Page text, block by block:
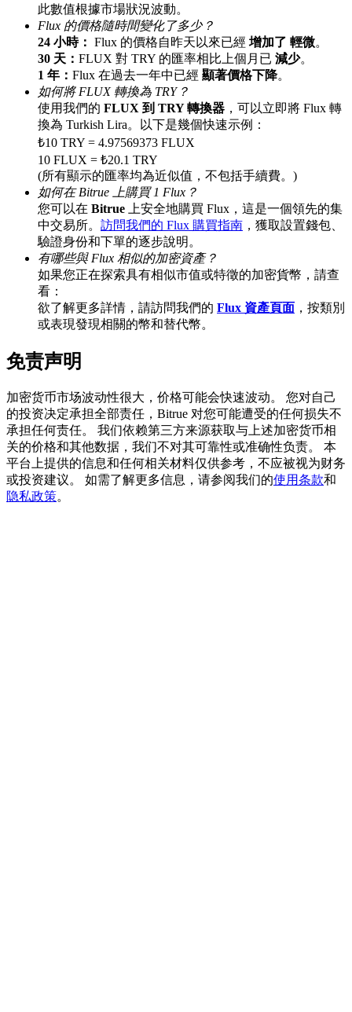
邀请好友
邀請朋友獲得現金獎勵
BTC 專享獎勵
BTC 專享獎勵
充值並交易BTC瓜分 25,000 USDT 獎池！
瓜分 500000 CASHCAT 獎池
BitMart 用戶遷移專享
註冊&交易贏 500,000 USDT
此數值根據市場狀況波動。
Flux 的價格隨時間變化了多少？
24 小時： Flux 的價格自昨天以來已經 增加了 輕微。
30 天： FLUX 對 TRY 的匯率相比上個月已 減少。
1 年： Flux 在過去一年中已經 顯著價格下降。
如何將 FLUX 轉換為 TRY？
使用我們的 FLUX 到 TRY 轉換器 ，可以立即將 Flux 轉
換為 Turkish Lira。以下是幾個快速示例：
₺10 TRY = 4.97569373 FLUX
10 FLUX = ₺20.1 TRY
(所有顯示的匯率均為近似值，不包括手續費。)
如何在 Bitrue 上購買 1 Flux？
您可以在 Bitrue 上安全地購買 Flux，這是一個領先的集
中交易所。 訪問我們的 Flux 購買指南 ，獲取設置錢包、
驗證身份和下單的逐步說明。
有哪些與 Flux 相似的加密資產？
如果您正在探索具有相似市值或特徵的加密貨幣，請查
看：
欲了解更多詳情，請訪問我們的 Flux 資產頁面 ，按類別
或表現發現相關的幣和替代幣。
免责声明
加密货币市场波动性很大，价格可能会快速波动。 您对自己
的投资决定承担全部责任，Bitrue 对您可能遭受的任何损失不
承担任何责任。 我们依赖第三方来源获取与上述加密货币相
关的价格和其他数据，我们不对其可靠性或准确性负责。 本
平台上提供的信息和任何相关材料仅供参考，不应被视为财务
或投资建议。 如需了解更多信息，请参阅我们的使用条款和
隐私政策。